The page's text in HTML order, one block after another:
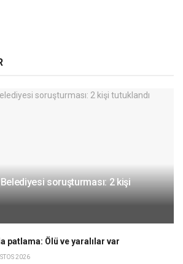
soruşturması: 2 kişi
patlama: Ölü ve yaralılar var
2026